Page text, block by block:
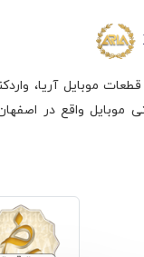
موبایل آریا،
واقع در اصفهان،